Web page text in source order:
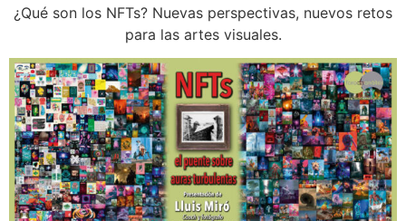
¿Qué son los NFTs? Nuevas perspectivas, nuevos retos
para las artes visuales.